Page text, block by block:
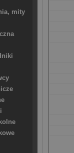
mity